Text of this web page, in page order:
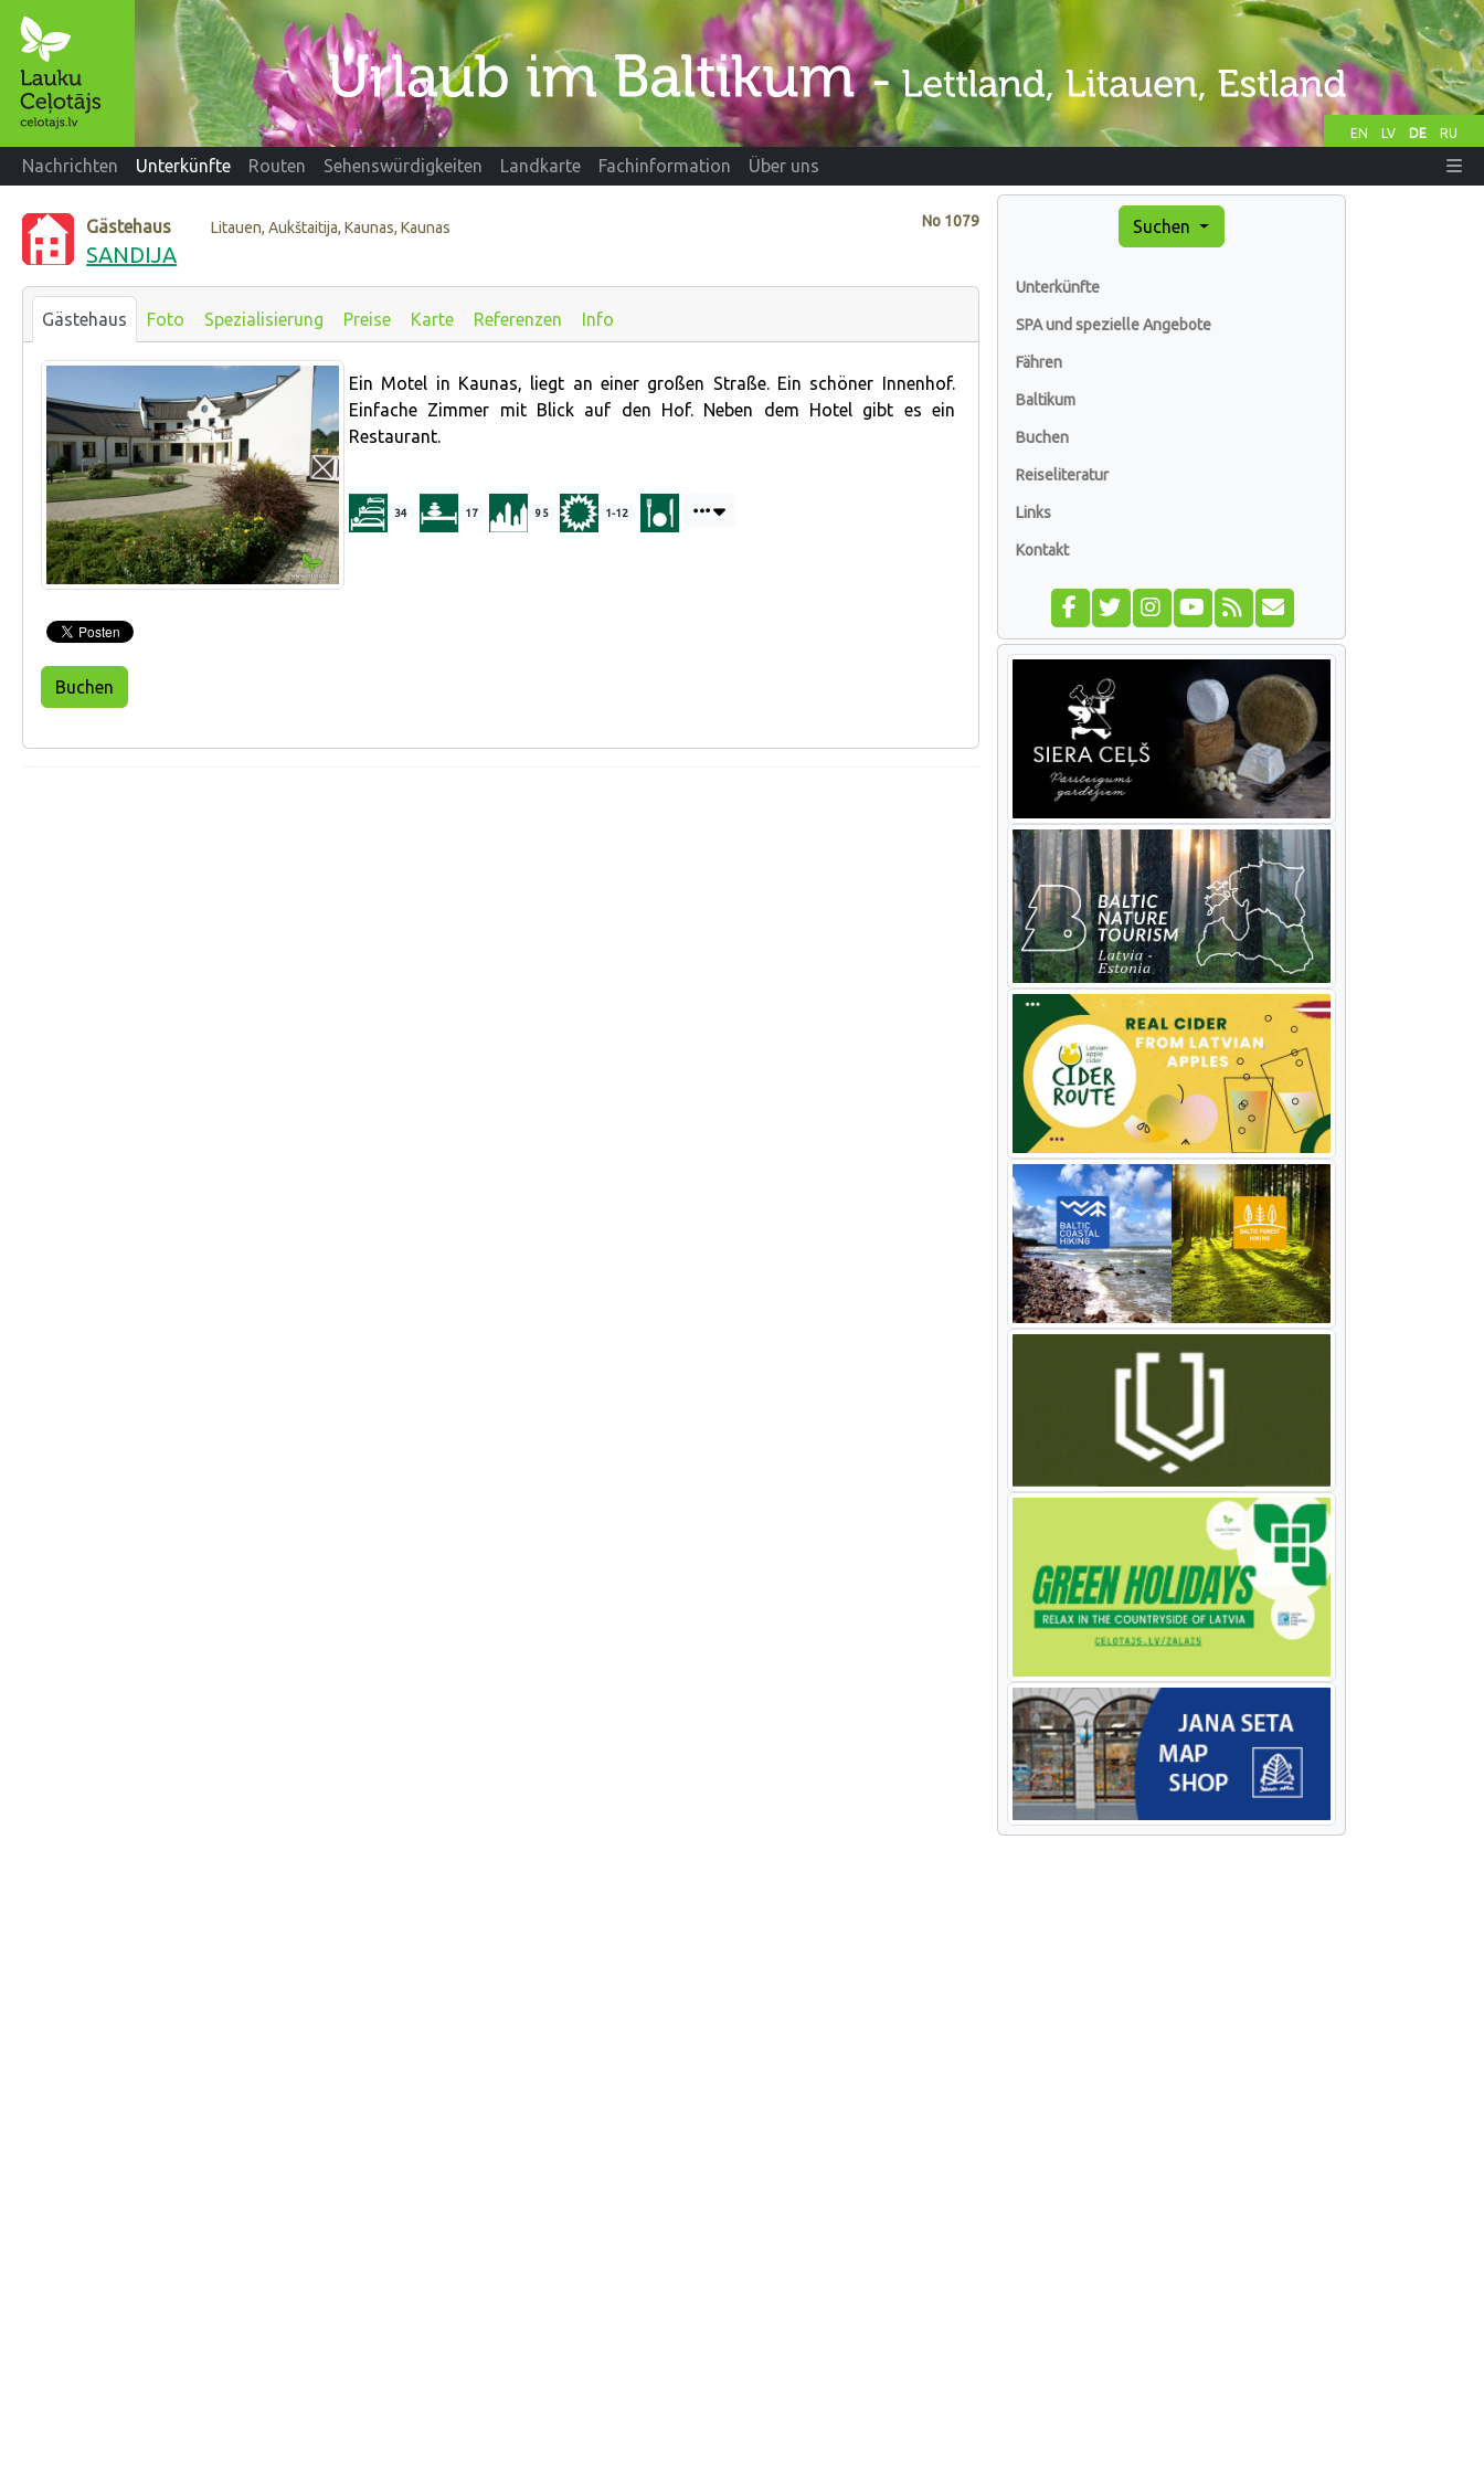
EN LV DE RU
Nachrichten Unterkünfte Routen Sehenswürdigkeiten Landkarte Fachinformation Über uns
No 1079
Gästehaus Litauen, Aukštaitija, Kaunas, Kaunas
SANDIJA
Gästehaus Foto Spezialisierung Preise Karte Referenzen Info
Ein Motel in Kaunas, liegt an einer großen Straße. Ein schöner Innenhof.
Einfache Zimmer mit Blick auf den Hof. Neben dem Hotel gibt es ein
Restaurant.
34 17 95 1-12
Buchen
Suchen
Unterkünfte
SPA und spezielle Angebote
Fähren
Baltikum
Buchen
Reiseliteratur
Links
Kontakt